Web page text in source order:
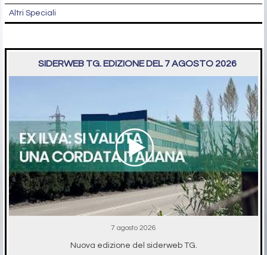
Altri Speciali
SIDERWEB TG. EDIZIONE DEL 7 AGOSTO 2026
7 agosto 2026
Nuova edizione del siderweb TG.